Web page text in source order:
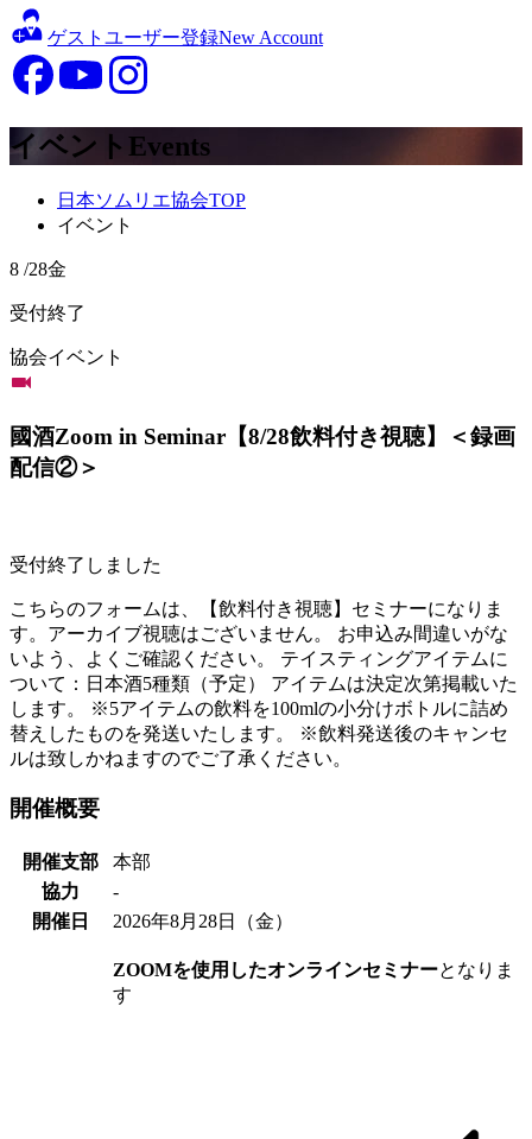
ゲストユーザー登録New Account
イベント Events
日本ソムリエ協会TOP
イベント
8 /28金
受付終了
協会イベント
國酒Zoom in Seminar【8/28飲料付き視聴】＜録画
配信②＞
受付終了しました
こちらのフォームは、【飲料付き視聴】セミナーになりま
す。アーカイブ視聴はございません。 お申込み間違いがな
いよう、よくご確認ください。 テイスティングアイテムに
ついて：日本酒5種類（予定） アイテムは決定次第掲載いた
します。 ※5アイテムの飲料を100mlの小分けボトルに詰め
替えしたものを発送いたします。 ※飲料発送後のキャンセ
ルは致しかねますのでご了承ください。
開催概要
開催支部
本部
協力
-
開催日
2026年8月 28日（金）
ZOOMを使用したオンラインセミナーとなりま
す